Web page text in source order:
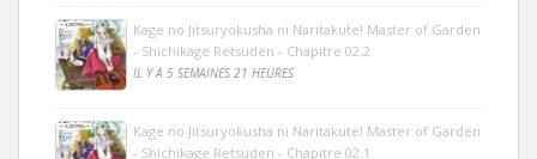
Kage no Jitsuryokusha ni Naritakute! Master of Garden
- Shichikage Retsuden - Chapitre 02.2
IL Y A 5 SEMAINES 21 HEURES
Kage no Jitsuryokusha ni Naritakute! Master of Garden
- Shichikage Retsuden - Chapitre 02.1